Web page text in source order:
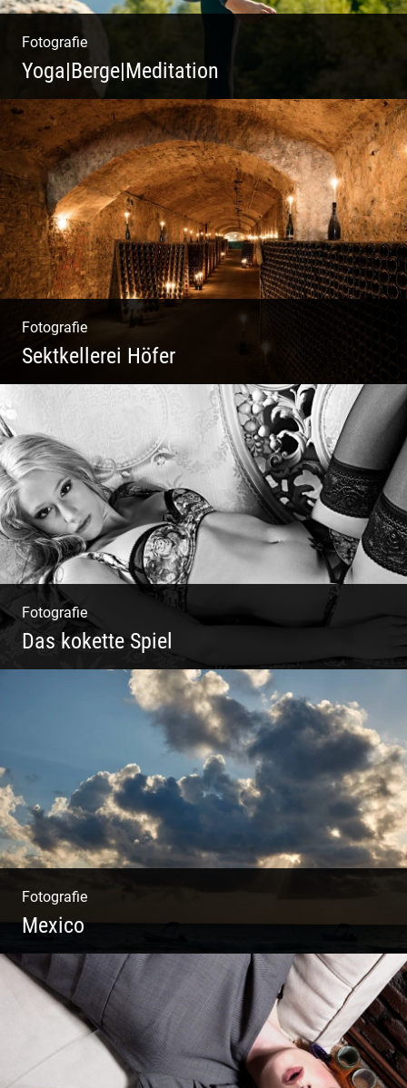
Fotografie
Yoga|Berge|Meditation
Freiheit genießen | Körper, Geist und Energie
| Ruhe und Entspannung | Bewusstsein für
Natur
Fotografie
Sektkellerei Höfer
Sekt Perlen | Tiefe Keller | Coole Kerle |
Idyllische Weinberge
Fotografie
Das kokette Spiel
Sinnlich inszeniert, spielerische Poesie
Fotografie
Mexico
Travelling Mexico | Tulum Sunsets | Yellow
Izamal | Isla Holbox